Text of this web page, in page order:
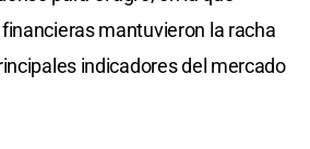
mantuvieron la racha
indicadores del mercado